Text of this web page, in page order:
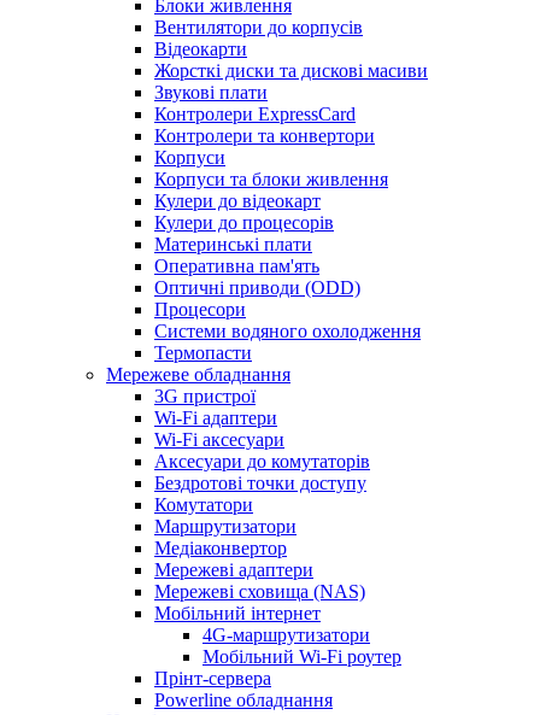
Блоки живлення
Вентилятори до корпусів
Відеокарти
Жорсткі диски та дискові масиви
Звукові плати
Контролери ExpressCard
Контролери та конвертори
Корпуси
Корпуси та блоки живлення
Кулери до відеокарт
Кулери до процесорів
Материнські плати
Оперативна пам'ять
Оптичні приводи (ODD)
Процесори
Системи водяного охолодження
Термопасти
Мережеве обладнання
3G пристрої
Wi-Fi адаптери
Wi-Fi аксесуари
Аксесуари до комутаторів
Бездротові точки доступу
Комутатори
Маршрутизатори
Медіаконвертор
Мережеві адаптери
Мережеві сховища (NAS)
Мобільний інтернет
4G-маршрутизатори
Мобільний Wi-Fi роутер
Прінт-сервера
Рowerline обладнання